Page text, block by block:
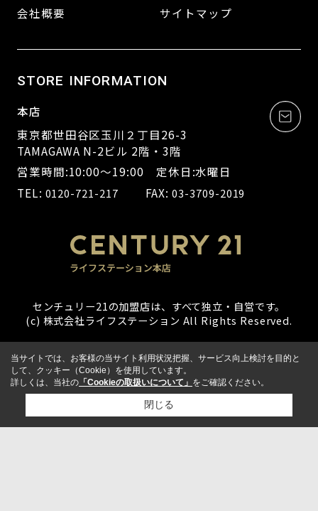
会社概要
サイトマップ
STORE INFORMATION
本店
東京都世田谷区玉川２丁目26-3
TAMAGAWA N-2ビル 2階・3階
営業時間:10:00～19:00 定休日:水曜日
TEL: 0120-721-217 FAX:03-3709-2019
センチュリー21の加盟店は、すべて独立・自営です。
(c) 株式会社ライフステーション All Rights Reserved.
当サイトでは、お客様の当サイト利用状況把握、サービス向上検討を目的と
して、クッキー（Cookie）を使用しています。
詳しくは、当社の 「Cookieの取扱いについて」 をご確認ください。
閉じる